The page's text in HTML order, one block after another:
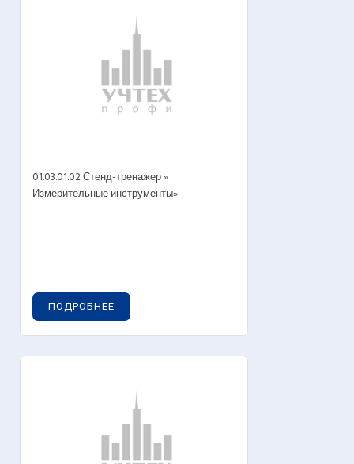
01.03.01.02 Стенд-тренажер »
Измерительные инструменты»
ПОДРОБНЕЕ